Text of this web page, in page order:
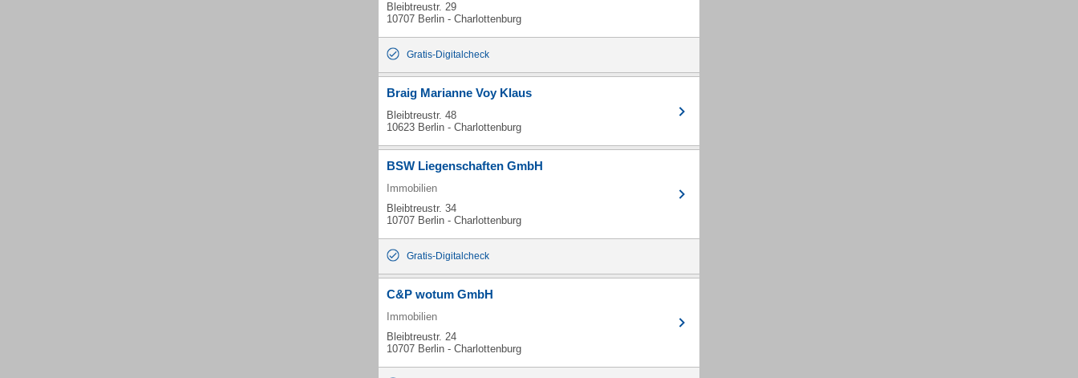
Bleibtreustr. 29
10707 Berlin - Charlottenburg
Gratis-Digitalcheck
Braig Marianne Voy Klaus
Bleibtreustr. 48
10623 Berlin - Charlottenburg
BSW Liegenschaften GmbH
Immobilien
Bleibtreustr. 34
10707 Berlin - Charlottenburg
Gratis-Digitalcheck
C&P wotum GmbH
Immobilien
Bleibtreustr. 24
10707 Berlin - Charlottenburg